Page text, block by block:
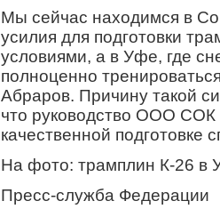
Мы сейчас находимся в
усилия для подготовки
условиями, а в Уфе, где
полноценно
Абраров. Причину такой
что руководство ООО СОК
качественной подготовке
На фото: трамплин К-26 в
Пресс-служба Федерации